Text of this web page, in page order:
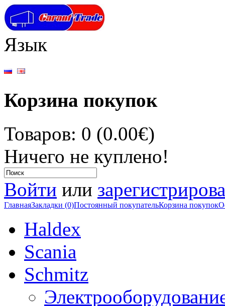
Язык
Корзина покупок
Товаров: 0 (0.00€)
Ничего не куплено!
Войти или
ГлавнаяЗакладки (0)Постоянный покупательКорзина покупок
Haldex
Scania
Schmitz